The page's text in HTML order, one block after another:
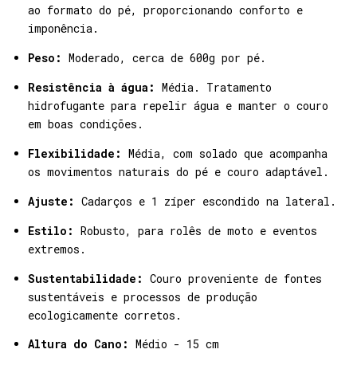
ao formato do pé, proporcionando conforto e
imponência.
Peso: Moderado, cerca de 600g por pé.
Resistência à água: Média. Tratamento
hidrofugante para repelir água e manter o couro
em boas condições.
Flexibilidade: Média, com solado que acompanha
os movimentos naturais do pé e couro adaptável.
Ajuste: Cadarços e 1 zíper escondido na lateral.
Estilo: Robusto, para rolês de moto e eventos
extremos.
Sustentabilidade: Couro proveniente de fontes
sustentáveis e processos de produção
ecologicamente corretos.
Altura do Cano: Médio - 15 cm